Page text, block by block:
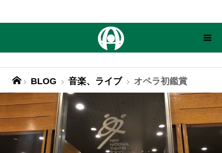
BLOG 音楽、ライブ オペラ初鑑賞